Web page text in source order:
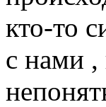
кто-то
с нами ,